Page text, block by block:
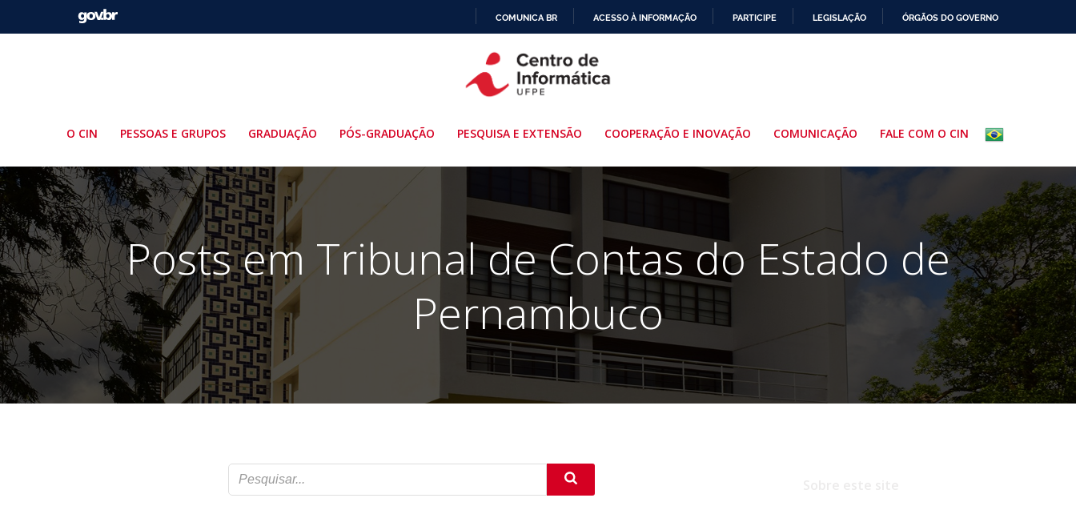
PARA
O
COMUNICA BR ACESSO À INFORMAÇÃO PARTICIPE LEGISLAÇÃO ÓRGÃOS DO GOVERNO
O CIN PESSOAS E GRUPOS GRADUAÇÃO PÓS-GRADUAÇÃO PESQUISA E EXTENSÃO COOPERAÇÃO E INOVAÇÃO COMUNICAÇÃO FALE COM O CIN
Posts em Tribunal de Contas do Estado de
Pernambuco